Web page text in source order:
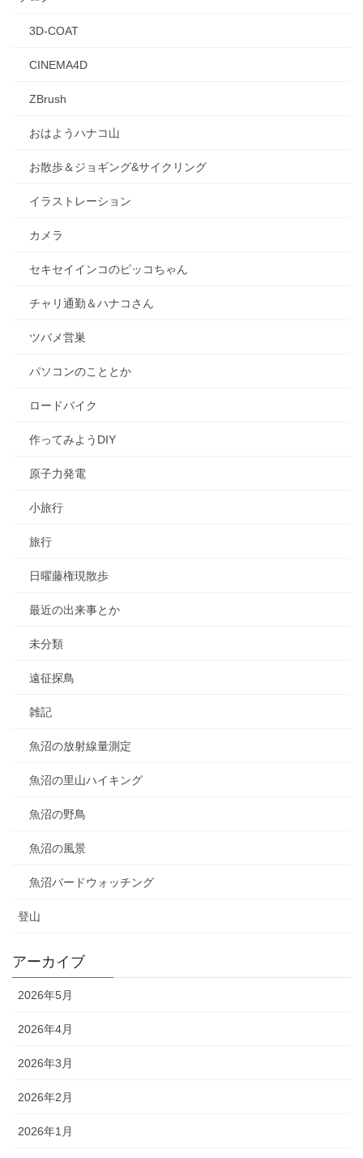
3D-COAT
CINEMA4D
ZBrush
おはようハナコ山
お散歩＆ジョギング&サイクリング
イラストレーション
カメラ
セキセイインコのピッコちゃん
チャリ通勤＆ハナコさん
ツバメ営巣
パソコンのこととか
ロードバイク
作ってみようDIY
原子力発電
小旅行
旅行
日曜藤権現散歩
最近の出来事とか
未分類
遠征探鳥
雑記
魚沼の放射線量測定
魚沼の里山ハイキング
魚沼の野鳥
魚沼の風景
魚沼バードウォッチング
登山
アーカイブ
2026年5月
2026年4月
2026年3月
2026年2月
2026年1月